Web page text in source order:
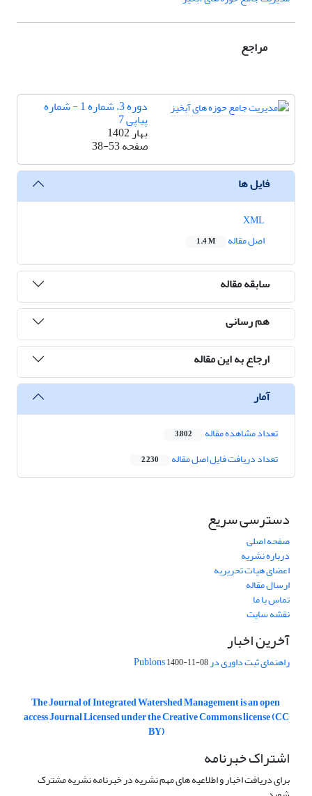
مراجع
دوره 3، شماره 1 - شماره
پیاپی 7
بهار 1402
صفحه38-53
فایل ها
اصل مقاله
1.4 M
سابقه مقاله
هم رسانی
ارجاع به این مقاله
آمار
تعداد مشاهده مقاله 3,802
تعداد دریافت فایل اصل مقاله 2,230
دسترسی سریع
صفحه اصلی
درباره نشریه
اعضای هیات تحریریه
ارسال مقاله
تماس با ما
نقشه سایت
آخرین اخبار
راهنمای ثبت داوری در Publons1400-11-08
The Journal of Integrated Watershed Management is an open
access Journal Licensed under the Creative Commons license (CC
BY)
اشتراک خبرنامه
برای دریافت اخبار و اطلاعیه های مهم نشریه در خبرنامه نشریه مشترک